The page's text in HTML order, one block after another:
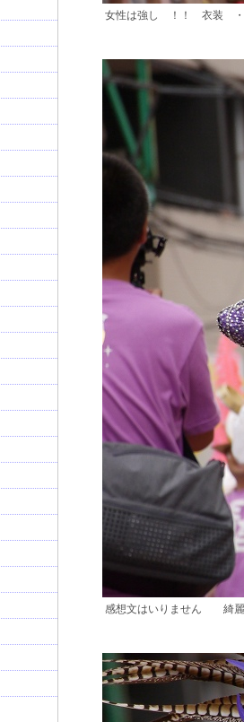
女性は強し ！！ 衣装 ・
感想文はいりません 綺麗